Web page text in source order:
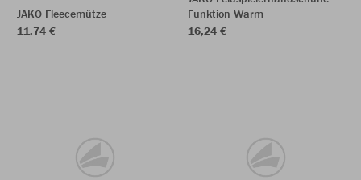
JAKO Fleecemütze
11,74 €
Funktion Warm
16,24 €